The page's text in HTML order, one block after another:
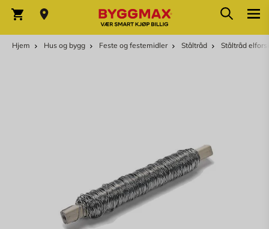
Varekurv Søk
Hjem Hus og bygg Feste og festemidler Ståltråd Ståltråd